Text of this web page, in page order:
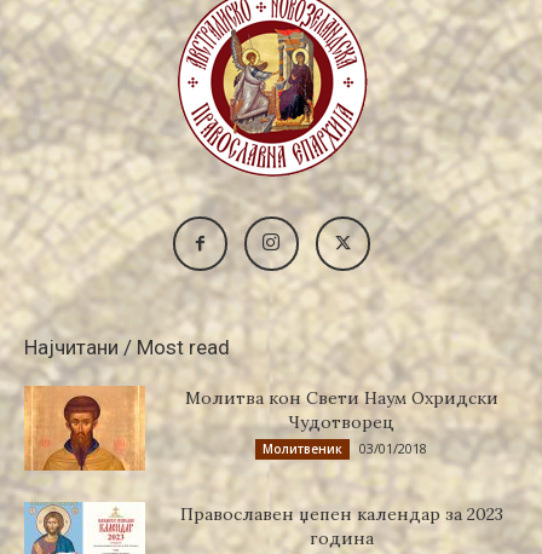
Најчитани / Most read
Молитва кон Свети Наум Охридски
Чудотворец
Молитвеник 03/01/2018
Православен џепен календар за 2023
година